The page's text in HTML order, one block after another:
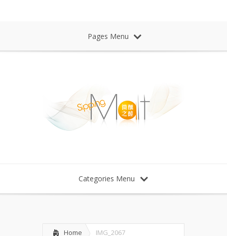
Pages Menu
Categories Menu
Home IMG_2067